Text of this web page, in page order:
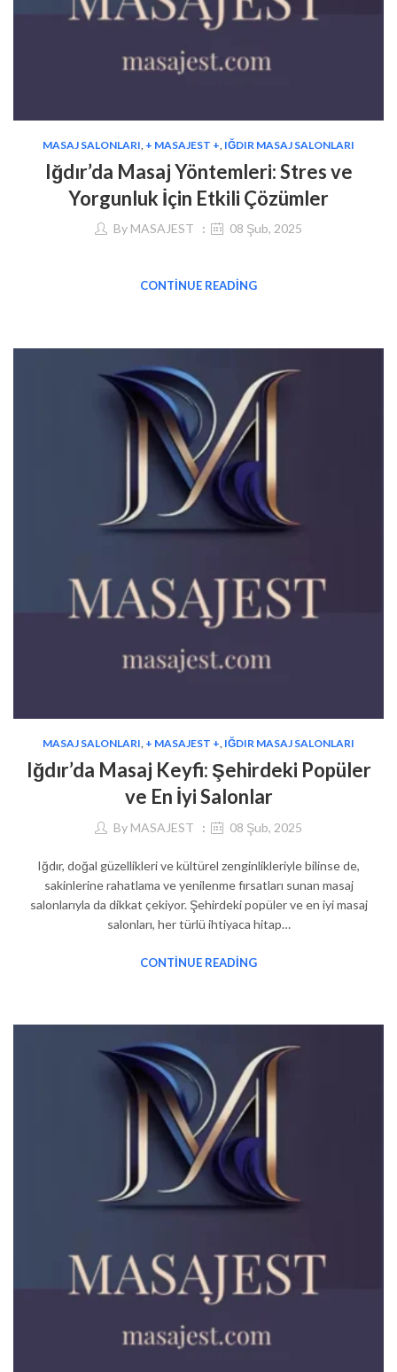
MASAJ SALONLARI, + MASAJEST +, IĞDIR MASAJ SALONLARI
Iğdır’da Masaj Yöntemleri: Stres ve
Yorgunluk İçin Etkili Çözümler
By MASAJEST 08 Şub, 2025
CONTINUE READING
MASAJ SALONLARI, + MASAJEST +, IĞDIR MASAJ SALONLARI
Iğdır’da Masaj Keyfi: Şehirdeki Popüler
ve En İyi Salonlar
By MASAJEST 08 Şub, 2025
Iğdır, doğal güzellikleri ve kültürel zenginlikleriyle bilinse de,
sakinlerine rahatlama ve yenilenme fırsatları sunan masaj
salonlarıyla da dikkat çekiyor. Şehirdeki popüler ve en iyi masaj
salonları, her türlü ihtiyaca hitap…
CONTINUE READING